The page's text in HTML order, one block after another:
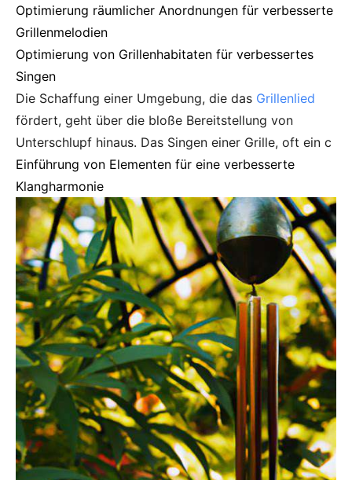
Optimierung räumlicher Anordnungen für verbesserte
Grillenmelodien
Optimierung von Grillenhabitaten für verbessertes
Singen
Die Schaffung einer Umgebung, die das Grillenlied
fördert, geht über die bloße Bereitstellung von
Unterschlupf hinaus. Das Singen einer Grille, oft ein c
Einführung von Elementen für eine verbesserte
Klangharmonie